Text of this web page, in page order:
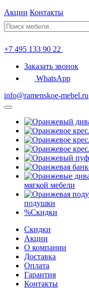
Акции Контакты
+7 495 133 90 22
Заказать звонок
WhatsApp
info@ramenskoe-mebel.ru
мягкой мебели
подушки
%Скидки
Скидки
Акции
О компании
Доставка
Оплата
Гарантия
Контакты